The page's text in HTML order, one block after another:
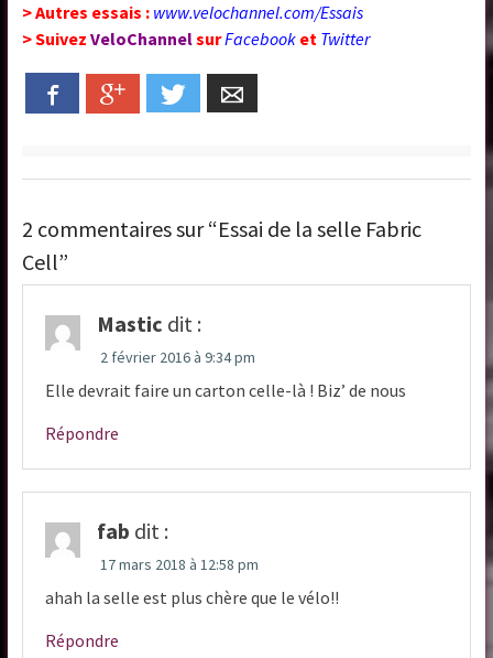
> Autres essais : www.velochannel.com/Essais
> Suivez VeloChannelsurFacebook et Twitter
Facebook Google+ Twitter
2 commentaires sur “Essai de la selle Fabric
Cell”
Mastic dit :
2 février 2016 à 9:34 pm
Elle devrait faire un carton celle-là ! Biz’ de nous
Répondre
fab dit :
17 mars 2018 à 12:58 pm
ahah la selle est plus chère que le vélo!!
Répondre